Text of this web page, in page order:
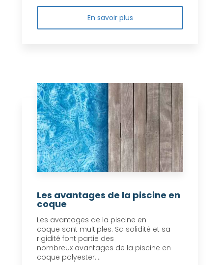
En savoir plus
Les avantages de la piscine en
coque
Les avantages de la piscine en
coque sont multiples. Sa solidité et sa
rigidité font partie des
nombreux avantages de la piscine en
coque polyester....